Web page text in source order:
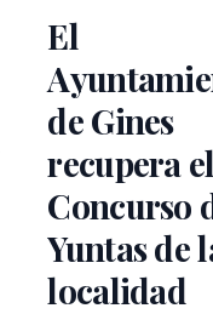
El
de Gines
recupera el
Concurso
Yuntas de
localidad